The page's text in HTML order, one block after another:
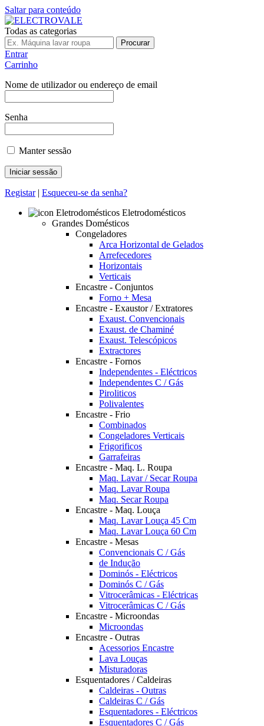
Saltar para conteúdo
Todas as categorias
Procurar
Entrar
Carrinho
Nome de utilizador ou endereço de email
Senha
Manter sessão
Registar| Esqueceu-se da senha?
Eletrodomésticos
Grandes Domésticos
Congeladores
Arca Horizontal de Gelados
Arrefecedores
Horizontais
Verticais
Encastre - Conjuntos
Forno + Mesa
Encastre - Exaustor / Extratores
Exaust. Convencionais
Exaust. de Chaminé
Exaust. Telescópicos
Extractores
Encastre - Fornos
Independentes - Eléctricos
Independentes C / Gás
Piroliticos
Polivalentes
Encastre - Frio
Combinados
Congeladores Verticais
Frigorificos
Garrafeiras
Encastre - Maq. L. Roupa
Maq. Lavar / Secar Roupa
Maq. Lavar Roupa
Maq. Secar Roupa
Encastre - Maq. Louça
Maq. Lavar Louça 45 Cm
Maq. Lavar Louça 60 Cm
Encastre - Mesas
Convencionais C / Gás
de Indução
Dominós - Eléctricos
Dominós C / Gás
Vitrocerâmicas - Eléctricas
Vitrocerâmicas C / Gás
Encastre - Microondas
Microondas
Encastre - Outras
Acessorios Encastre
Lava Louças
Misturadoras
Esquentadores / Caldeiras
Caldeiras - Outras
Caldeiras C / Gás
Esquentadores - Eléctricos
Esquentadores C / Gás